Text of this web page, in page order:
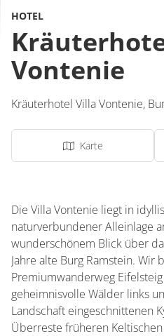
HOTEL
Vontenie
Kräuterhotel Villa Vontenie,
Karte
Die Villa Vontenie liegt in
naturverbundener Alleinlage
wunderschönem Blick über
Jahre alte Burg Ramstein. Wir
Premiumwanderweg
geheimnisvolle Wälder links
Landschaft eingeschnittenen
Überreste früheren